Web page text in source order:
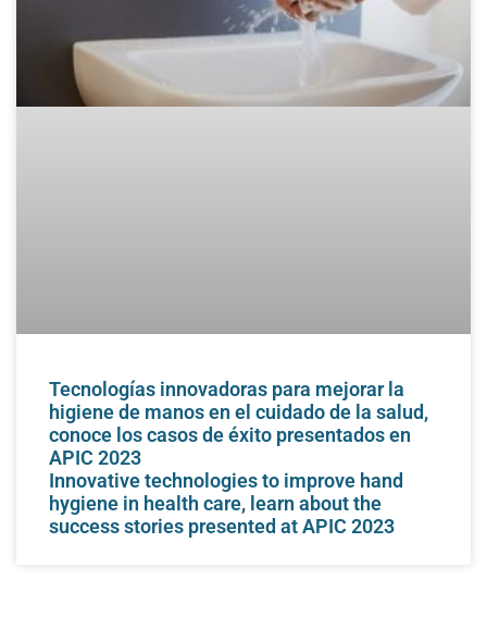
Tecnologías innovadoras para mejorar la
higiene de manos en el cuidado de la salud,
conoce los casos de éxito presentados en
APIC 2023
Innovative technologies to improve hand
hygiene in health care, learn about the
success stories presented at APIC 2023